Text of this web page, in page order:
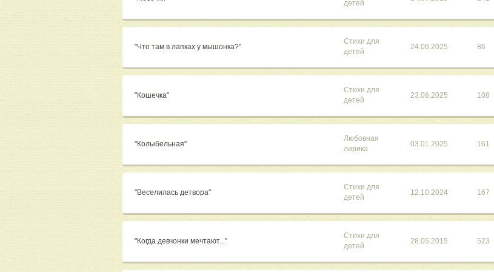
детей
"Что там в лапках у мышонка?"
Стихи для
детей
24.06.2025 86
"Кошечка"
Стихи для
детей
23.06.2025 108
"Колыбельная"
Любовная
лирика
03.01.2025 161
"Веселилась детвора"
Стихи для
детей
12.10.2024 167
"Когда девчонки мечтают..."
Стихи для
детей
28.05.2015 523